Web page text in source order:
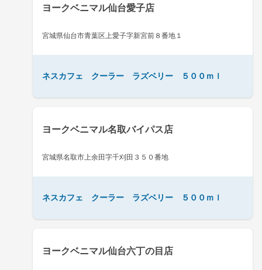
ヨークベニマル仙台愛子店
宮城県仙台市青葉区上愛子字新宮前８番地１
ネスカフェ クーラー ラズベリー ５００ｍｌ
ヨークベニマル名取バイパス店
宮城県名取市上余田字千刈田３５０番地
ネスカフェ クーラー ラズベリー ５００ｍｌ
ヨークベニマル仙台六丁の目店